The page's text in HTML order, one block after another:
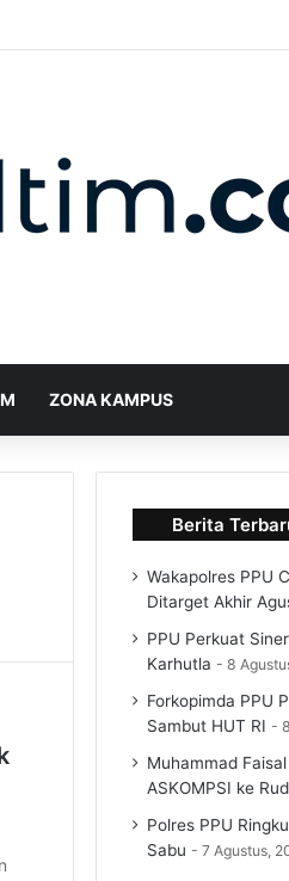
ZONA KAMPUS
Berita
Wakapolres PPU
Ditarget Akhir
PPU Perkuat
Karhutla
8
Forkopimda PPU
Sambut HUT RI
Muhammad
ASKOMPSI ke
Polres PPU
Sabu
7 Agustus,